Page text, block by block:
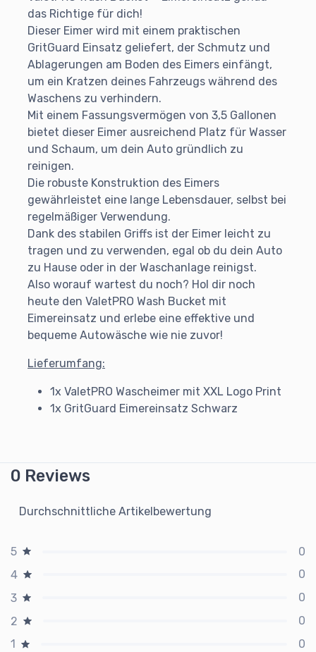
das Richtige für dich!
Dieser Eimer wird mit einem praktischen
GritGuard Einsatz geliefert, der Schmutz und
Ablagerungen am Boden des Eimers einfängt,
um ein Kratzen deines Fahrzeugs während des
Waschens zu verhindern.
Mit einem Fassungsvermögen von 3,5 Gallonen
bietet dieser Eimer ausreichend Platz für Wasser
und Schaum, um dein Auto gründlich zu
reinigen.
Die robuste Konstruktion des Eimers
gewährleistet eine lange Lebensdauer, selbst bei
regelmäßiger Verwendung.
Dank des stabilen Griffs ist der Eimer leicht zu
tragen und zu verwenden, egal ob du dein Auto
zu Hause oder in der Waschanlage reinigst.
Also worauf wartest du noch? Hol dir noch
heute den ValetPRO Wash Bucket mit
Eimereinsatz und erlebe eine effektive und
bequeme Autowäsche wie nie zuvor!
Lieferumfang:
1x ValetPRO Wascheimer mit XXL Logo Print
1x GritGuard Eimereinsatz Schwarz
0 Reviews
Durchschnittliche Artikelbewertung
5
0
4
0
3
0
2
0
1
0